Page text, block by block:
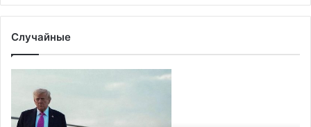
Случайные
отчиталось
об
ударе